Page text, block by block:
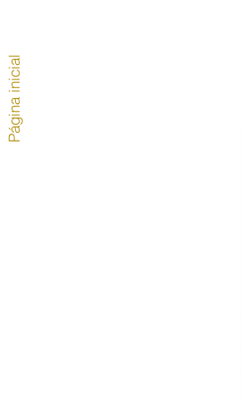
Página inicial